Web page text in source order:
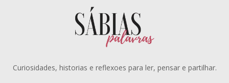
Curiosidades, historias e reflexoes para ler, pensar e partilhar.